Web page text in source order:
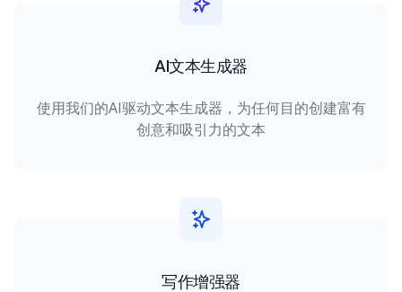
AI文本生成器
使用我们的AI驱动文本生成器，为任何目的创建富有
创意和吸引力的文本
写作增强器